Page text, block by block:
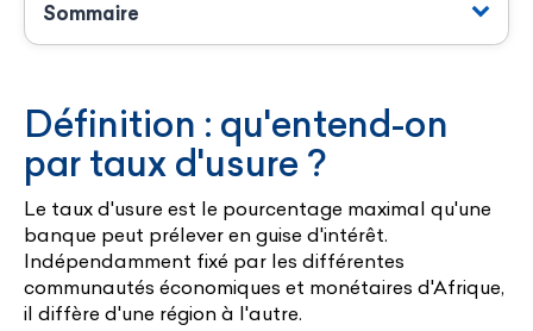
Sommaire
Définition : qu'entend-on
par taux d'usure ?
Le taux d'usure est le pourcentage maximal qu'une
banque peut prélever en guise d'intérêt.
Indépendamment fixé par les différentes
communautés économiques et monétaires d'Afrique,
il diffère d'une région à l'autre.